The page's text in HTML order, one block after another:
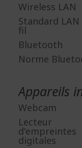
Wireless LAN
Standard LAN
fil
Bluetooth
Norme
Appareils
Webcam
Lecteur
d'empreintes
digitales